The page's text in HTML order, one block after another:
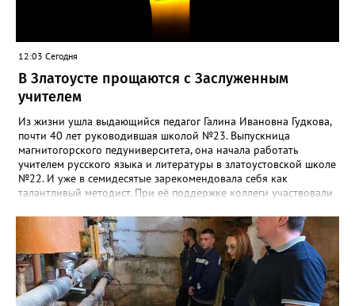
12:03 Сегодня
В Златоусте прощаются с Заслуженным
учителем
Из жизни ушла выдающийся педагог Галина Ивановна Гудкова,
почти 40 лет руководившая школой №23. Выпускница
магнитогорского педуниверситета, она начала работать
учителем русского языка и литературы в златоустовской школе
№22. И уже в семидесятые зарекомендовала себя как
талантливый методист. При её поддержке коллеги участвовали
«Благодаря её мудрому руководству в школе сформировался
сильный педагогический коллектив, объединённый общими
ценностями и любовью к своему делу. Для многих Галина
Ивановна навсегда останется не только талантливым
руководителем, но и настоящим Учителем с большой буквы», -
говорится в сообществе школы №23 во ВКонтакте. Свои